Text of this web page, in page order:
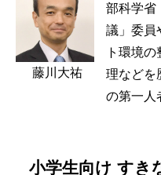
藤川大祐
部科学省
議」委員
ト環境
理などを
の第一人
小学生向け すき